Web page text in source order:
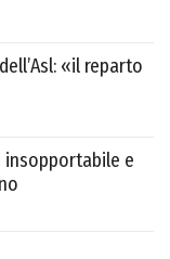
«il reparto
insopportabile e